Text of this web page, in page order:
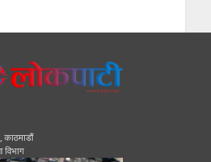
काठमाडाैं
विभाग